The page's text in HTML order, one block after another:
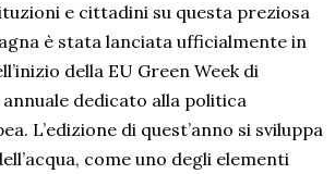
e cittadini su questa preziosa
è stata lanciata ufficialmente in
della EU Green Week di
dedicato alla politica
L’edizione di quest’anno si sviluppa
come uno degli elementi